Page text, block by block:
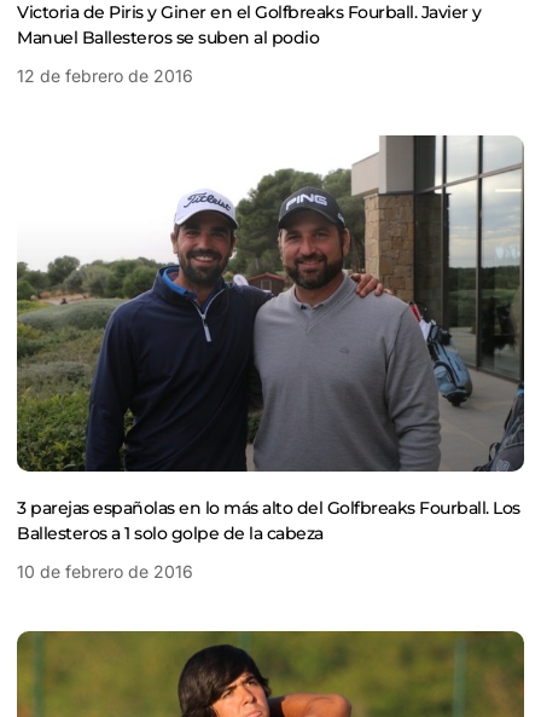
Victoria de Piris y Giner en el Golfbreaks Fourball. Javier y
Manuel Ballesteros se suben al podio
12 de febrero de 2016
3 parejas españolas en lo más alto del Golfbreaks Fourball. Los
Ballesteros a 1 solo golpe de la cabeza
10 de febrero de 2016